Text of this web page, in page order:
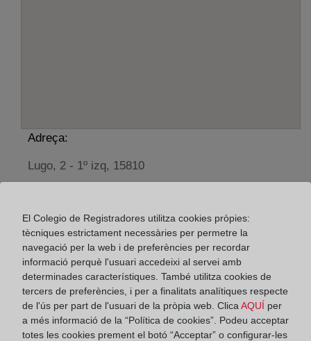
Adreça:
Lugo, 2 - 1º izq, 15810
De lunes a viernes de 09:00 a 17:00 horas
Agosto: De lunes a viernes de 09:00 a 14:00 horas
Los días 24 y 31 de diciembre de 09:00 a 14:00
horas
Datos de contacto:
(981) 50 04 75
El Colegio de Registradores utilitza cookies pròpies:
tècniques estrictament necessàries per permetre la
navegació per la web i de preferències per recordar
informació perquè l'usuari accedeixi al servei amb
determinades característiques. També utilitza cookies de
tercers de preferències, i per a finalitats analítiques respecte
de l'ús per part de l'usuari de la pròpia web. Clica AQUÍ per
a més informació de la “Política de cookies”. Podeu acceptar
totes les cookies prement el botó “Acceptar” o configurar-les